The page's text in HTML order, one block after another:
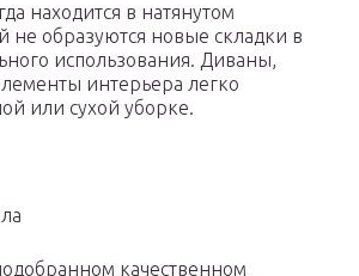
находится в натянутом
не образуются новые складки в
использования. Диваны,
интерьера легко
или сухой уборке.
качественном